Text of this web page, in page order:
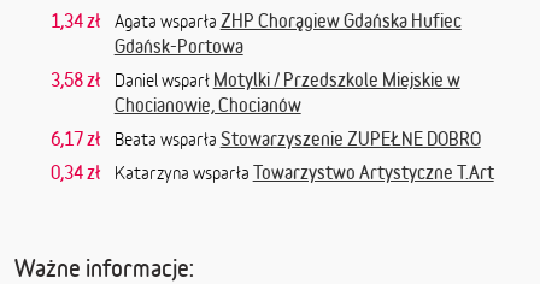
1,34 zł
Agata wsparła ZHP Chorągiew Gdańska Hufiec
Gdańsk-Portowa
3,58 zł
Daniel wsparł Motylki / Przedszkole Miejskie w
Chocianowie, Chocianów
6,17 zł
Beata wsparła Stowarzyszenie ZUPEŁNE DOBRO
0,34 zł
Katarzyna wsparła Towarzystwo Artystyczne T.Art
Ważne informacje: